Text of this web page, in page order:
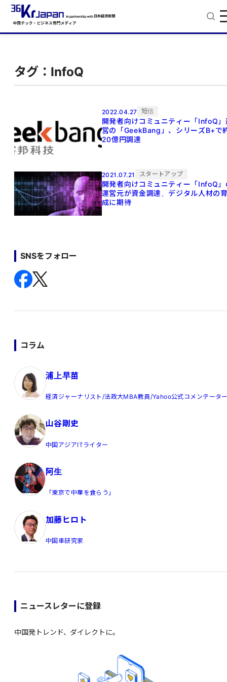
タグ：InfoQ
2022.04.27 短信
開発者向けコミュニティー「InfoQ」
営の「GeekBang」、シリーズB+で
20億円調達
2021.07.21 スタートアップ
開発者向けコミュニティー「InfoQ」
運営元が資金調達、デジタル人材の
成に期待
SNSをフォロー
コラム
浦上早苗
経済ジャーナリスト/法政大MBA教員/Yahoo公式コメンテータ
山谷剛史
中国アジアITライター
阿生
「東京で中華を食らう」
加藤ヒロト
中国車研究家
ニュースレターに登録
中国発トレンド、ダイレクトに。